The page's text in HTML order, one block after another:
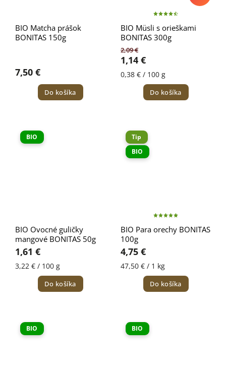
BIO Matcha prášok
BONITAS 150g
7,50 €
Do košíka
BIO Müsli s orieškami
BONITAS 300g
2,09 €
1,14 €
0,38 € / 100 g
Do košíka
BIO
BIO Ovocné guličky
mangové BONITAS 50g
1,61 €
3,22 € / 100 g
Do košíka
Tip
BIO
BIO Para orechy BONITAS
100g
4,75 €
47,50 € / 1 kg
Do košíka
BIO BIO